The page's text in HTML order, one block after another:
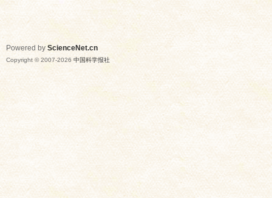
Powered by ScienceNet.cn
Copyright © 2007-2026 中国科学报社